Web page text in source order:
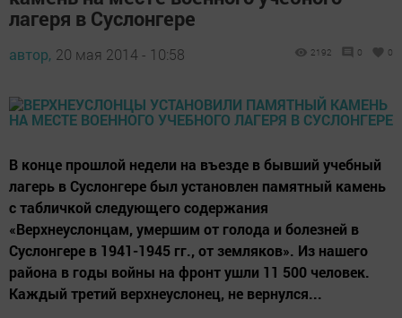
лагеря в Суслонгере
автор, 20 мая 2014 - 10:58 2192 0 0
В конце прошлой недели на въезде в бывший учебный
лагерь в Суслонгере был установлен памятный камень
с табличкой следующего содержания
«Верхнеуслонцам, умершим от голода и болезней в
Суслонгере в 1941-1945 гг., от земляков». Из нашего
района в годы войны на фронт ушли 11 500 человек.
Каждый третий верхнеуслонец, не вернулся...